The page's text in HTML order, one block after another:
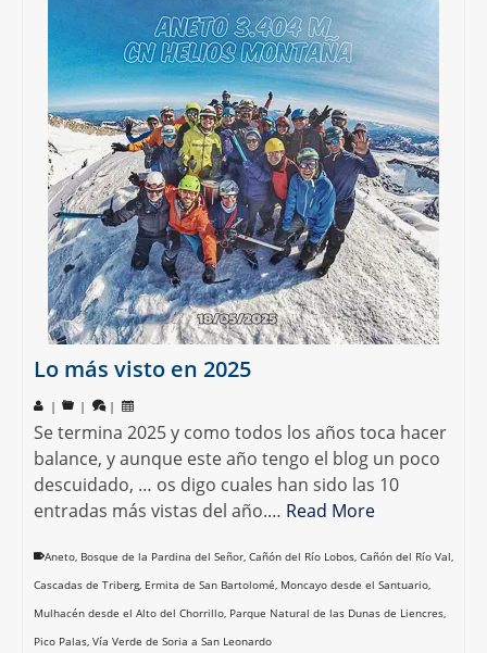
Lo más visto en 2025
| | |
Se termina 2025 y como todos los años toca hacer
balance, y aunque este año tengo el blog un poco
descuidado, … os digo cuales han sido las 10
entradas más vistas del año.… Read More
Aneto, Bosque de la Pardina del Señor, Cañón del Río Lobos, Cañón del Río Val,
Cascadas de Triberg, Ermita de San Bartolomé, Moncayo desde el Santuario,
Mulhacén desde el Alto del Chorrillo, Parque Natural de las Dunas de Liencres,
Pico Palas, Vía Verde de Soria a San Leonardo